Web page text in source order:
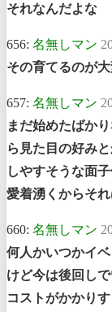
それなんだよな
656: 名無しマン
その育てるのが
657: 名無しマン
まだ始めたばか
ら見た目の好み
しやすそうな面
愛着湧くからそ
660: 名無しマン
何人かいつかイ
けど今は後回し
コストがかかり